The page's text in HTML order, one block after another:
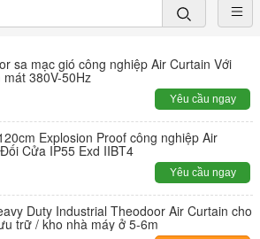
sa mạc gió công nghiệp Air Curtain Với
mát 380V-50Hz
Yêu cầu ngay
Explosion Proof công nghiệp Air
Cửa IP55 Exd IIBT4
Yêu cầu ngay
Duty Industrial Theodoor Air Curtain cho
trữ / kho nhà máy ở 5-6m